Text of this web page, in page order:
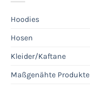
Hoodies
Hosen
Kleider/Kaftane
Maßgenähte Produkte